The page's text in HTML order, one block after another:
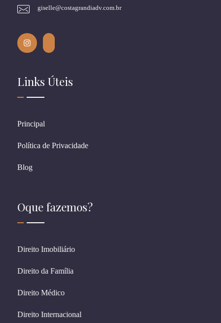
giselle@costagrandiadv.com.br
Links Úteis
Principal
Política de Privacidade
Blog
Oque fazemos?
Direito Imobiliário
Direito da Família
Direito Médico
Direito Internacional